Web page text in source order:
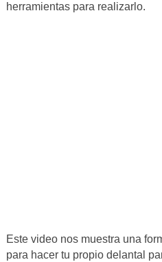
herramientas para realizarlo.
Este video nos muestra una
para hacer tu propio delantal